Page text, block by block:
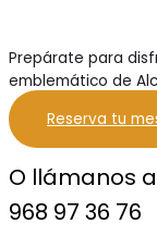
Prepárate para
emblemático de
Reserva tu
O llámanos
968 97 36 76